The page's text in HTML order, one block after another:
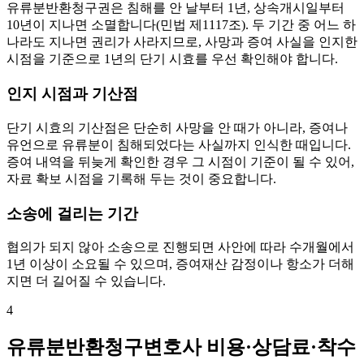
유류분반환청구권은 침해를 안 날부터 1년, 상속개시일부터
10년이 지나면 소멸합니다(민법 제1117조). 두 기간 중 어느 하
나라도 지나면 권리가 사라지므로, 사망과 증여 사실을 인지한
시점을 기준으로 1년의 단기 시효를 우선 확인해야 합니다.
인지 시점과 기산점
단기 시효의 기산점은 단순히 사망을 안 때가 아니라, 증여나
유언으로 유류분이 침해되었다는 사실까지 인식한 때입니다.
증여 내역을 뒤늦게 확인한 경우 그 시점이 기준이 될 수 있어,
자료 확보 시점을 기록해 두는 것이 중요합니다.
소송에 걸리는 기간
협의가 되지 않아 소송으로 진행되면 사안에 따라 수개월에서
1년 이상이 소요될 수 있으며, 증여재산 감정이나 항소가 더해
지면 더 길어질 수 있습니다.
4
유류분반환청구변호사 비용·상담료·착수